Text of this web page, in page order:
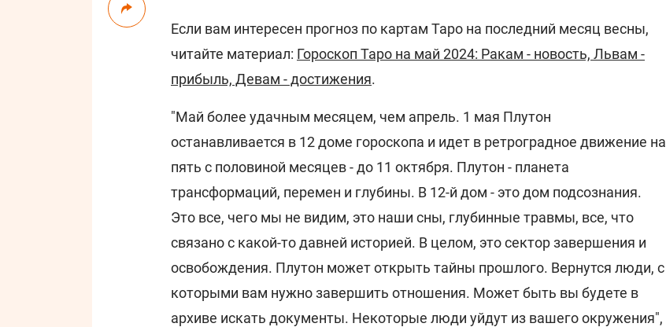
Если вам интересен прогноз по картам Таро на последний месяц весны,
читайте материал: Гороскоп Таро на май 2024: Ракам - новость, Львам -
прибыль, Девам - достижения.
"Май более удачным месяцем, чем апрель. 1 мая Плутон
останавливается в 12 доме гороскопа и идет в ретроградное движение на
пять с половиной месяцев - до 11 октября. Плутон - планета
трансформаций, перемен и глубины. В 12-й дом - это дом подсознания.
Это все, чего мы не видим, это наши сны, глубинные травмы, все, что
связано с какой-то давней историей. В целом, это сектор завершения и
освобождения. Плутон может открыть тайны прошлого. Вернутся люди, с
которыми вам нужно завершить отношения. Может быть вы будете в
архиве искать документы. Некоторые люди уйдут из вашего окружения",